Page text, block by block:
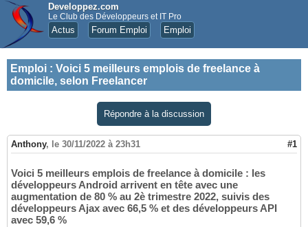
Developpez.com
Le Club des Développeurs et IT Pro
Actus Forum Emploi Emploi
Emploi : Voici 5 meilleurs emplois de freelance à
domicile, selon Freelancer
Répondre à la discussion
Anthony, le 30/11/2022 à 23h31 #1
Voici 5 meilleurs emplois de freelance à domicile : les
développeurs Android arrivent en tête avec une
augmentation de 80 % au 2è trimestre 2022, suivis des
développeurs Ajax avec 66,5 % et des développeurs API
avec 59,6 %